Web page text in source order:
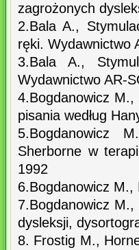
zagrożonych
2.Bala A.,
ręki. Wydawnictwo
3.Bala A.,
Wydawnictwo AR-
4.Bogdanowicz
pisania według
5.Bogdanowicz
Sherborne w
1992
6.Bogdanowicz M.,
7.Bogdanowicz
dysleksji,
8. Frostig M.,